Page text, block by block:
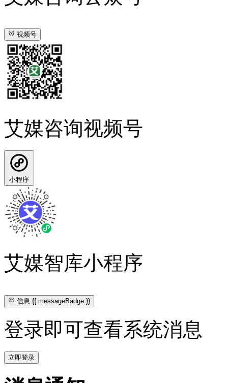
视频号
艾媒咨询视频号
小程序
艾媒智库小程序
信息{{ messageBadge }}
登录即可查看系统消息
立即登录